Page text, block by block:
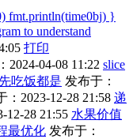
fmt.println(time0bj) }
to understand
打印
2024-04-08 11:22 slice
吃饭都是 发布于：
：2023-12-28 21:58 递
12-28 21:55 水果价值
最优化 发布于：